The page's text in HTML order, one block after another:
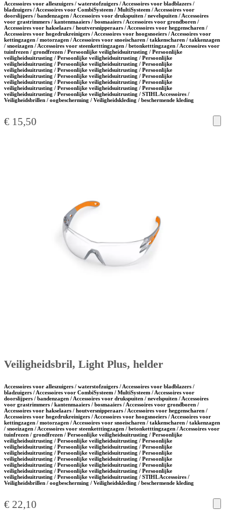
Accessoires voor alleszuigers / waterstofzuigers / Accessoires voor bladblazers /
bladzuigers / Accessoires voor CombiSysteem / MultiSysteem / Accessoires voor
doorslijpers / bandenzagen / Accessoires voor drukspuiten / nevelspuiten / Accessoires
voor grastrimmers / kantenmaaiers / bosmaaiers / Accessoires voor grondboren /
Accessoires voor hakselaars / houtversnipperaars / Accessoires voor heggenscharen /
Accessoires voor hogedrukreinigers / Accessoires voor hoogsnoeiers / Accessoires voor
kettingzagen / motorzagen / Accessoires voor snoeischaren / takkenscharen / takkenzagen
/ snoeizagen / Accessoires voor steenketttingzagen / betonketttingzagen / Accessoires voor
tuinfrezen / grondfrezen / Persoonlijke veiligheidsuitrusting / Persoonlijke
veiligheidsuitrusting / Persoonlijke veiligheidsuitrusting / Persoonlijke
veiligheidsuitrusting / Persoonlijke veiligheidsuitrusting / Persoonlijke
veiligheidsuitrusting / Persoonlijke veiligheidsuitrusting / Persoonlijke
veiligheidsuitrusting / Persoonlijke veiligheidsuitrusting / Persoonlijke
veiligheidsuitrusting / Persoonlijke veiligheidsuitrusting / Persoonlijke
veiligheidsuitrusting / Persoonlijke veiligheidsuitrusting / Persoonlijke
veiligheidsuitrusting / Persoonlijke veiligheidsuitrusting / STIHL Accessoires /
Veiligheidsbrillen / oogbescherming / Veiligheidskleding / beschermende kleding
€ 15,50
Veiligheidsbril, Light Plus, helder
Accessoires voor alleszuigers / waterstofzuigers / Accessoires voor bladblazers /
bladzuigers / Accessoires voor CombiSysteem / MultiSysteem / Accessoires voor
doorslijpers / bandenzagen / Accessoires voor drukspuiten / nevelspuiten / Accessoires
voor grastrimmers / kantenmaaiers / bosmaaiers / Accessoires voor grondboren /
Accessoires voor hakselaars / houtversnipperaars / Accessoires voor heggenscharen /
Accessoires voor hogedrukreinigers / Accessoires voor hoogsnoeiers / Accessoires voor
kettingzagen / motorzagen / Accessoires voor snoeischaren / takkenscharen / takkenzagen
/ snoeizagen / Accessoires voor steenketttingzagen / betonketttingzagen / Accessoires voor
tuinfrezen / grondfrezen / Persoonlijke veiligheidsuitrusting / Persoonlijke
veiligheidsuitrusting / Persoonlijke veiligheidsuitrusting / Persoonlijke
veiligheidsuitrusting / Persoonlijke veiligheidsuitrusting / Persoonlijke
veiligheidsuitrusting / Persoonlijke veiligheidsuitrusting / Persoonlijke
veiligheidsuitrusting / Persoonlijke veiligheidsuitrusting / Persoonlijke
veiligheidsuitrusting / Persoonlijke veiligheidsuitrusting / Persoonlijke
veiligheidsuitrusting / Persoonlijke veiligheidsuitrusting / Persoonlijke
veiligheidsuitrusting / Persoonlijke veiligheidsuitrusting / STIHL Accessoires /
Veiligheidsbrillen / oogbescherming / Veiligheidskleding / beschermende kleding
€ 22,10